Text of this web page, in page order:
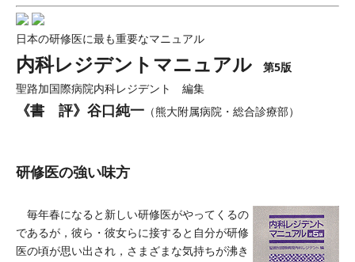
日本の研修医に最も重要なマニュアル
内科レジデントマニュアル 第5版
聖路加国際病院内科レジデント 編集
《書 評》谷口純一 （熊大附属病院・総合診療部）
研修医の強い味方
毎年春になると新しい研修医がやってくるの
であるが，彼ら・彼女らに接すると自分が研修
医の頃が思い出され，さまざまな気持ちが沸き